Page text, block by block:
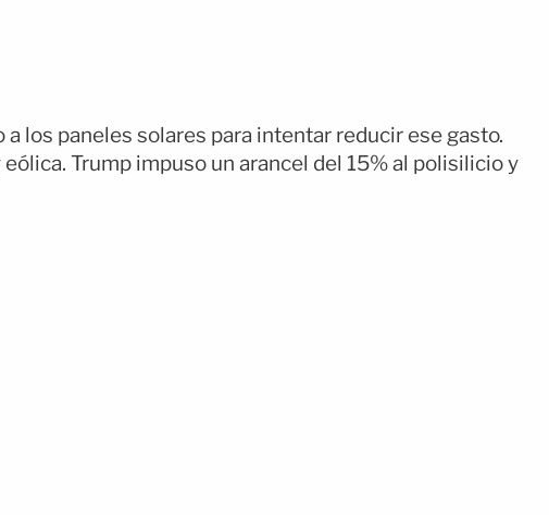
los paneles solares para intentar reducir ese gasto.
Trump impuso un arancel del 15% al polisilicio y